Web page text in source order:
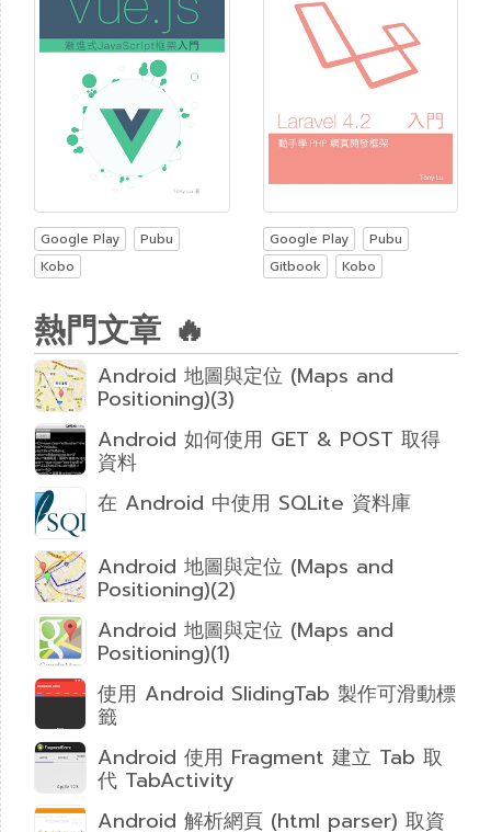
Google Play
Pubu
Kobo
Google Play
Pubu
Gitbook
Kobo
熱門文章 🔥
Android 地圖與定位 (Maps and
Positioning)(3)
Android 如何使用 GET & POST 取得
資料
在 Android 中使用 SQLite 資料庫
Android 地圖與定位 (Maps and
Positioning)(2)
Android 地圖與定位 (Maps and
Positioning)(1)
使用 Android SlidingTab 製作可滑動標
籤
Android 使用 Fragment 建立 Tab 取
代 TabActivity
Android 解析網頁 (html parser) 取資